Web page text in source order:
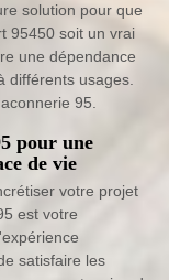
solution pour que
95450 soit un vrai
une dépendance
différents usages.
95.
pour une
de vie
votre projet
est votre
satisfaire les